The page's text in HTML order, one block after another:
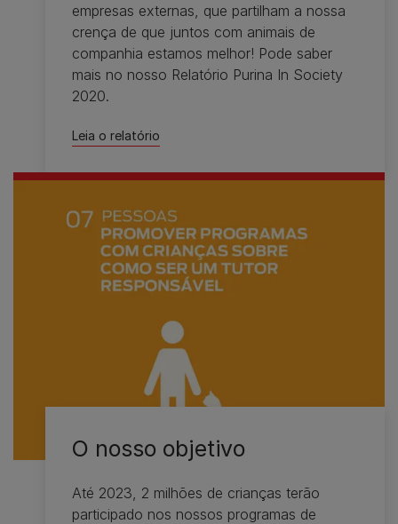
empresas externas, que partilham a nossa
crença de que juntos com animais de
companhia estamos melhor! Pode saber
mais no nosso Relatório Purina In Society
2020.
Leia o relatório
O nosso objetivo
Até 2023, 2 milhões de crianças terão
participado nos nossos programas de